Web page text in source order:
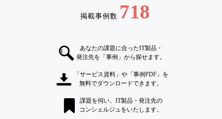
掲載事例数 718
あなたの課題に合ったIT製品・
発注先を「事例」から探せます。
「サービス資料」や「事例PDF」を
無料でダウンロードできます。
課題を伺い、IT製品・発注先の
コンシェルジュをいたします。